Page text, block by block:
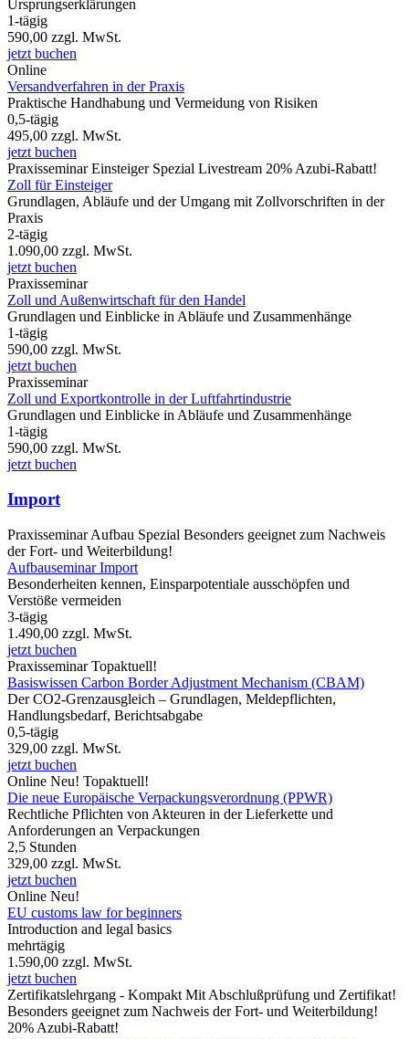
Ursprungserklärungen
1-tägig
590,00 zzgl. MwSt.
jetzt buchen
Online
Versandverfahren in der Praxis
Praktische Handhabung und Vermeidung von Risiken
0,5-tägig
495,00 zzgl. MwSt.
jetzt buchen
Praxisseminar Einsteiger Spezial Livestream 20% Azubi-Rabatt!
Zoll für Einsteiger
Grundlagen, Abläufe und der Umgang mit Zollvorschriften in der
Praxis
2-tägig
1.090,00 zzgl. MwSt.
jetzt buchen
Praxisseminar
Zoll und Außenwirtschaft für den Handel
Grundlagen und Einblicke in Abläufe und Zusammenhänge
1-tägig
590,00 zzgl. MwSt.
jetzt buchen
Praxisseminar
Zoll und Exportkontrolle in der Luftfahrtindustrie
Grundlagen und Einblicke in Abläufe und Zusammenhänge
1-tägig
590,00 zzgl. MwSt.
jetzt buchen
Import
Praxisseminar Aufbau Spezial Besonders geeignet zum Nachweis
der Fort- und Weiterbildung!
Aufbauseminar Import
Besonderheiten kennen, Einsparpotentiale ausschöpfen und
Verstöße vermeiden
3-tägig
1.490,00 zzgl. MwSt.
jetzt buchen
Praxisseminar Topaktuell!
Basiswissen Carbon Border Adjustment Mechanism (CBAM)
Der CO2-Grenzausgleich – Grundlagen, Meldepflichten,
Handlungsbedarf, Berichtsabgabe
0,5-tägig
329,00 zzgl. MwSt.
jetzt buchen
Online Neu! Topaktuell!
Die neue Europäische Verpackungsverordnung (PPWR)
Rechtliche Pflichten von Akteuren in der Lieferkette und
Anforderungen an Verpackungen
2,5 Stunden
329,00 zzgl. MwSt.
jetzt buchen
Online Neu!
EU customs law for beginners
Introduction and legal basics
mehrtägig
1.590,00 zzgl. MwSt.
jetzt buchen
Zertifikatslehrgang - Kompakt Mit Abschlußprüfung und Zertifikat!
Besonders geeignet zum Nachweis der Fort- und Weiterbildung!
20% Azubi-Rabatt!